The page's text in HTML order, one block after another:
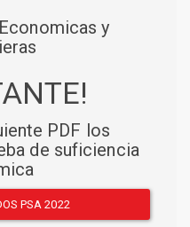
y
PDF los
de suficiencia
PSA 2022